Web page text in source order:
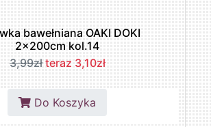
bawełniana OAKI DOKI
2x200cm kol.14
3,99zł teraz 3,10zł
Do Koszyka